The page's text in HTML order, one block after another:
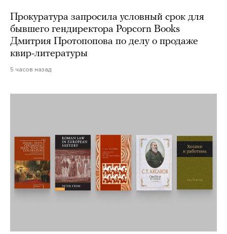
Прокуратура запросила условный срок для
бывшего гендиректора Popcorn Books
Дмитрия Протопопова по делу о продаже
квир-литературы
5 часов назад